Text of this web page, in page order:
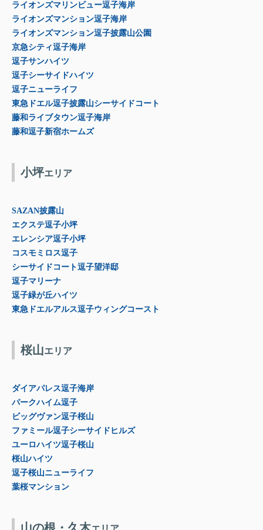
ライオンズマリンビュー逗子海岸
ライオンズマンション逗子海岸
ライオンズマンション逗子披露山公園
京急シティ逗子海岸
逗子サンハイツ
逗子シーサイドハイツ
逗子ニューライフ
東急ドエル逗子披露山シーサイドコート
藤和ライブタウン逗子海岸
藤和逗子新宿ホームズ
小坪エリア
SAZAN披露山
エクステ逗子小坪
エレンシア逗子小坪
コスモミロス逗子
シーサイドコート逗子望洋邸
逗子マリーナ
逗子緑が丘ハイツ
東急ドエルアルス逗子ウィングコースト
桜山エリア
ダイアパレス逗子海岸
パークハイム逗子
ビッグヴァン逗子桜山
ファミール逗子シーサイドヒルズ
ユーロハイツ逗子桜山
桜山ハイツ
逗子桜山ニューライフ
葉桜マンション